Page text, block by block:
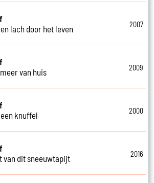
lach door het leven
2007
van huis
2009
knuffel
2000
van dit sneeuwtapijt
2016